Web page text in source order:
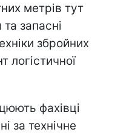
метрів тут
запасні
збройних
логістичної
фахівці
за технічне